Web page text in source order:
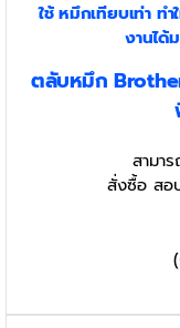
ใช้ หมึกเทียบเท่า ท
งานได้
ตลับหมึก
สามา
สั่งซื้อ สอ